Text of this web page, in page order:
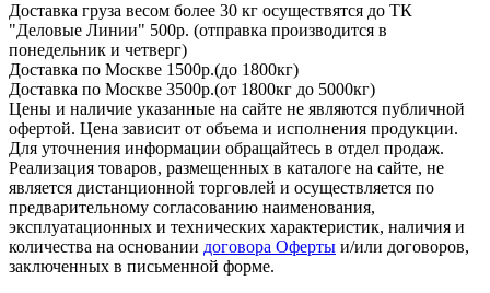
Доставка груза весом более 30 кг осуществятся до ТК
"Деловые Линии" 500р. (отправка производится в
понедельник и четверг)
Доставка по Москве 1500р.(до 1800кг)
Доставка по Москве 3500р.(от 1800кг до 5000кг)
Цены и наличие указанные на сайте не являются публичной
офертой. Цена зависит от объема и исполнения продукции.
Для уточнения информации обращайтесь в отдел продаж.
Реализация товаров, размещенных в каталоге на сайте, не
является дистанционной торговлей и осуществляется по
предварительному согласованию наименования,
эксплуатационных и технических характеристик, наличия и
количества на основании договора Оферты и/или договоров,
заключенных в письменной форме.